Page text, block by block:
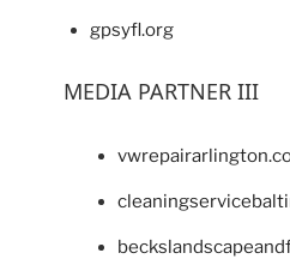
gpsyfl.org
MEDIA PARTNER III